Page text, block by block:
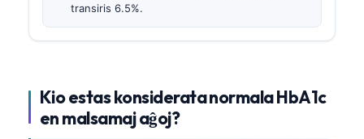
transiris 6.5%.
Kio estas konsiderata normala HbA1c
en malsamaj aĝoj?